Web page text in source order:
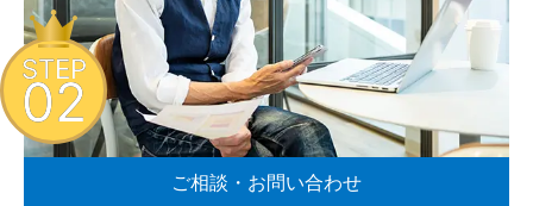
ご相談・お問い合わせ
STEP
02